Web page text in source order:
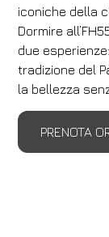
iconiche della
Dormire
due
tradizione del
la bellezza
PRENOTA